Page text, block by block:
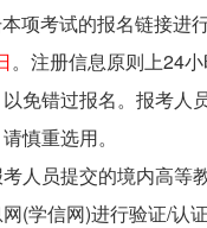
项考试的报名链接进
。注册信息原则上24
免错过报名。报考人
慎重选用。
人员提交的境内高等
(学信网)进行验证/认